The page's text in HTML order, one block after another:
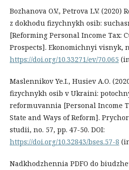
Bozhanova O.V., Petrova L.V.
z dokhodu fizychnykh osib:
[Reforming Personal Income Tax:
Prospects]. Ekonomichnyi visnyk,
https://doi.org/10.33271/ev/70.065
Maslennikov Ye.I., Husiev A.O.
fizychnykh osib v Ukraini:
reformuvannia [Personal Income
State and Ways of Reform].
studii, no. 57, pp. 47-50. DOI:
https://doi.org/10.32843/bses.57-8
Nadkhodzhennia PDFO do